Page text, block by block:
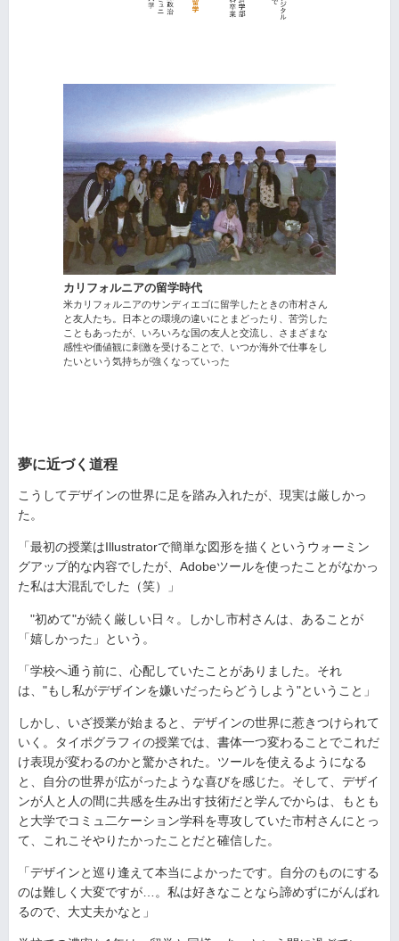
カリフォルニアの留学時代
米カリフォルニアのサンディエゴに留学したときの市村さん
と友人たち。日本との環境の違いにとまどったり、苦労した
こともあったが、いろいろな国の友人と交流し、さまざまな
感性や価値観に刺激を受けることで、いつか海外で仕事をし
たいという気持ちが強くなっていった
夢に近づく道程
こうしてデザインの世界に足を踏み入れたが、現実は厳しかっ
た。
「最初の授業はIllustratorで簡単な図形を描くというウォーミン
グアップ的な内容でしたが、Adobeツールを使ったことがなかっ
た私は大混乱でした（笑）」
"初めて"が続く厳しい日々。しかし市村さんは、あることが
「嬉しかった」という。
「学校へ通う前に、心配していたことがありました。それ
は、"もし私がデザインを嫌いだったらどうしよう"ということ」
しかし、いざ授業が始まると、デザインの世界に惹きつけられて
いく。タイポグラフィの授業では、書体一つ変わることでこれだ
け表現が変わるのかと驚かされた。ツールを使えるようになる
と、自分の世界が広がったような喜びを感じた。そして、デザイ
ンが人と人の間に共感を生み出す技術だと学んでからは、もとも
と大学でコミュ二ケーション学科を専攻していた市村さんにとっ
て、これこそやりたかったことだと確信した。
「デザインと巡り逢えて本当によかったです。自分のものにする
のは難しく大変ですが…。私は好きなことなら諦めずにがんばれ
るので、大丈夫かなと」